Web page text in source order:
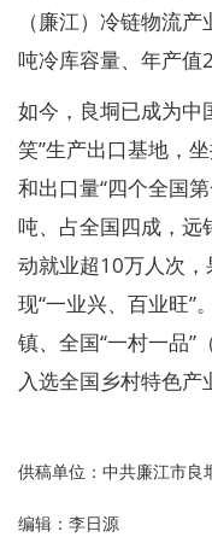
（廉江）冷链物流
吨冷库容量、年产值2
如今，良垌已成为中
笑”生产出口基地，
和出口量“四个全国
吨、占全国四成，远
动就业超10万人次
现“一业兴、百业旺”
镇、全国“一村一品”
入选全国乡村特色产
供稿单位：中共廉江市良
编辑：李日源